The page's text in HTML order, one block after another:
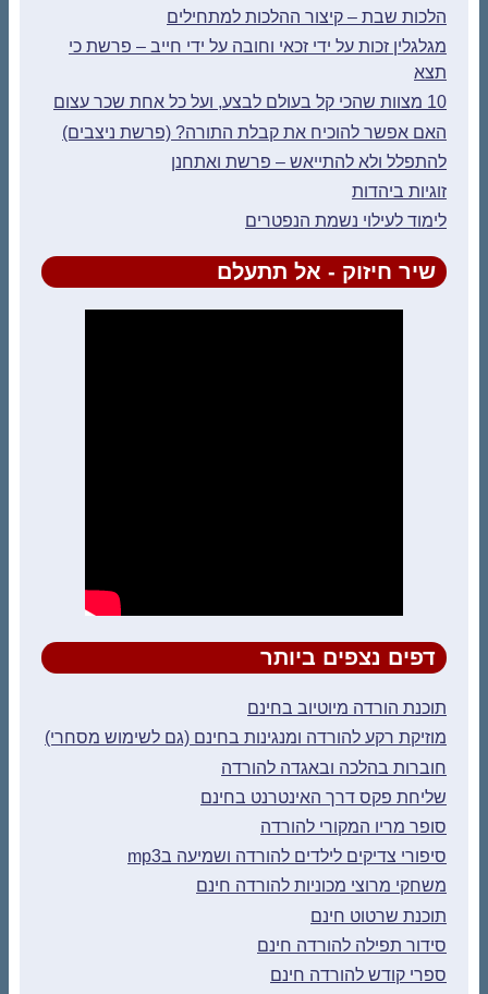
הלכות שבת – קיצור ההלכות למתחילים
מגלגלין זכות על ידי זכאי וחובה על ידי חייב – פרשת כי
תצא
10 מצוות שהכי קל בעולם לבצע, ועל כל אחת שכר עצום
האם אפשר להוכיח את קבלת התורה? (פרשת ניצבים)
להתפלל ולא להתייאש – פרשת ואתחנן
זוגיות ביהדות
לימוד לעילוי נשמת הנפטרים
שיר חיזוק - אל תתעלם
דפים נצפים ביותר
תוכנת הורדה מיוטיוב בחינם
מוזיקת רקע להורדה ומנגינות בחינם (גם לשימוש מסחרי)
חוברות בהלכה ובאגדה להורדה
שליחת פקס דרך האינטרנט בחינם
סופר מריו המקורי להורדה
סיפורי צדיקים לילדים להורדה ושמיעה בmp3
משחקי מרוצי מכוניות להורדה חינם
תוכנת שרטוט חינם
סידור תפילה להורדה חינם
ספרי קודש להורדה חינם